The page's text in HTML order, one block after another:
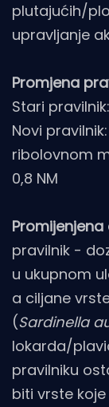
plutajućih/
upravljanje
Promjena
Stari
Novi
ribolovnom
0,8 NM
pravilnik -
u ukupnom
a ciljane
(Sardinella
lokarda/
pravilniku
biti vrste